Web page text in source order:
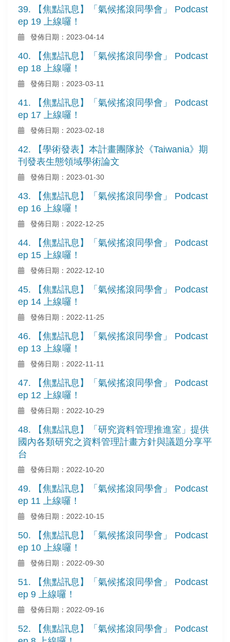
39. 【焦點訊息】「氣候搖滾同學會」 Podcast
ep 19 上線囉！
發佈日期：2023-04-14
40. 【焦點訊息】「氣候搖滾同學會」 Podcast
ep 18 上線囉！
發佈日期：2023-03-11
41. 【焦點訊息】「氣候搖滾同學會」 Podcast
ep 17 上線囉！
發佈日期：2023-02-18
42. 【學術發表】本計畫團隊於《Taiwania》期
刊發表生態領域學術論文
發佈日期：2023-01-30
43. 【焦點訊息】「氣候搖滾同學會」 Podcast
ep 16 上線囉！
發佈日期：2022-12-25
44. 【焦點訊息】「氣候搖滾同學會」 Podcast
ep 15 上線囉！
發佈日期：2022-12-10
45. 【焦點訊息】「氣候搖滾同學會」 Podcast
ep 14 上線囉！
發佈日期：2022-11-25
46. 【焦點訊息】「氣候搖滾同學會」 Podcast
ep 13 上線囉！
發佈日期：2022-11-11
47. 【焦點訊息】「氣候搖滾同學會」 Podcast
ep 12 上線囉！
發佈日期：2022-10-29
48. 【焦點訊息】「研究資料管理推進室」提供
國內各類研究之資料管理計畫方針與議題分享平
台
發佈日期：2022-10-20
49. 【焦點訊息】「氣候搖滾同學會」 Podcast
ep 11 上線囉！
發佈日期：2022-10-15
50. 【焦點訊息】「氣候搖滾同學會」 Podcast
ep 10 上線囉！
發佈日期：2022-09-30
51. 【焦點訊息】「氣候搖滾同學會」 Podcast
ep 9 上線囉！
發佈日期：2022-09-16
52. 【焦點訊息】「氣候搖滾同學會」 Podcast